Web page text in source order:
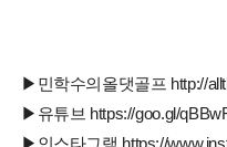
▶민학수의올댓골프 http://
▶유튜브 https://goo.gl/
▶인스타그램 https://